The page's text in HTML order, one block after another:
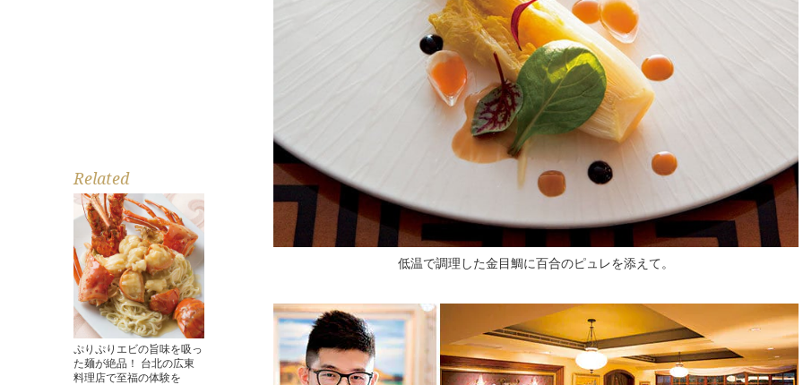
Related
ぷりぷりエビの旨味を吸っ
た麺が絶品！ 台北の広東
料理店で至福の体験を
低温で調理した金目鯛に百合のピュレを添えて。